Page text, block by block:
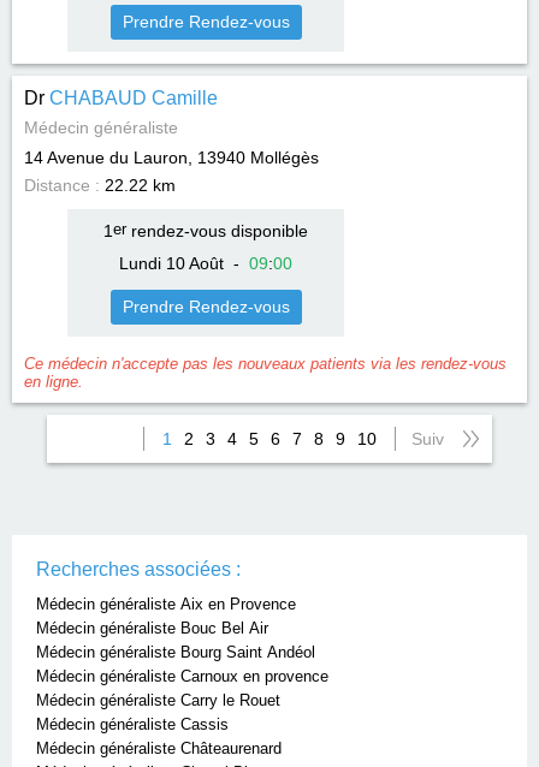
Prendre Rendez-vous
Dr CHABAUD Camille
Médecin généraliste
14 Avenue du Lauron, 13940 Mollégès
Distance : 22.22 km
1 errendez-vous disponible
Lundi 10 Août - 09:00
Prendre Rendez-vous
Ce médecin n'accepte pas les nouveaux patients via les rendez-vous
en ligne.
1 2 3 4 5 6 7 8 9 10 Suiv
Recherches associées :
Médecin généraliste Aix en Provence
Médecin généraliste Bouc Bel Air
Médecin généraliste Bourg Saint Andéol
Médecin généraliste Carnoux en provence
Médecin généraliste Carry le Rouet
Médecin généraliste Cassis
Médecin généraliste Châteaurenard